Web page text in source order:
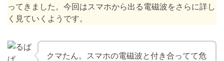
ってきました。今回はスマホから出る電磁波をさらに詳し
く見ていくようです。
クマたん。スマホの電磁波と付き合ってて危